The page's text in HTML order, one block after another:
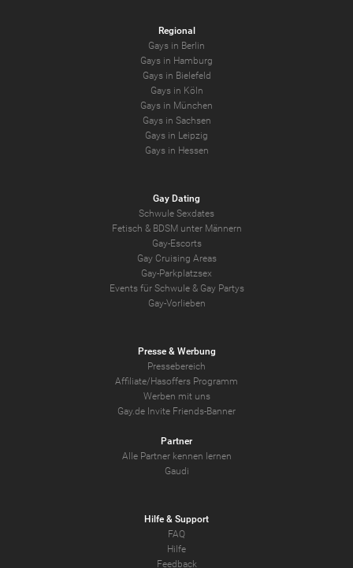
Regional
Gays in Berlin
Gays in Hamburg
Gays in Bielefeld
Gays in Köln
Gays in München
Gays in Sachsen
Gays in Leipzig
Gays in Hessen
Gay Dating
Schwule Sexdates
Fetisch & BDSM unter Männern
Gay-Escorts
Gay Cruising Areas
Gay-Parkplatzsex
Events für Schwule & Gay Partys
Gay-Vorlieben
Presse & Werbung
Pressebereich
Affiliate/Hasoffers Programm
Werben mit uns
Gay.de Invite Friends-Banner
Partner
Alle Partner kennen lernen
Gaudi
Hilfe & Support
FAQ
Hilfe
Feedback